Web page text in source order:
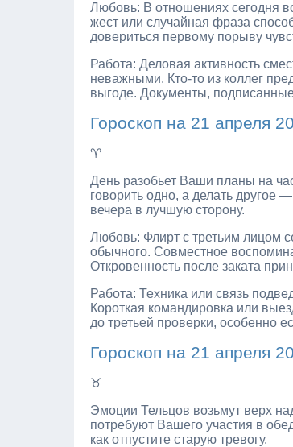
Любовь: В отношениях сегодня
жест или случайная фраза
довериться первому порыву
Работа: Деловая активность
неважными. Кто-то из коллег
выгоде. Документы,
Гороскоп на 21 апреля
♈
День разобьет Ваши планы на
говорить одно, а делать
вечера в лучшую сторону.
Любовь: Флирт с третьим лицом
обычного. Совместное
Откровенность после заката
Работа: Техника или связь
Короткая командировка или
до третьей проверки, особенно
Гороскоп на 21 апреля
♉
Эмоции Тельцов возьмут верх
потребуют Вашего участия в
как отпустите старую тревогу.